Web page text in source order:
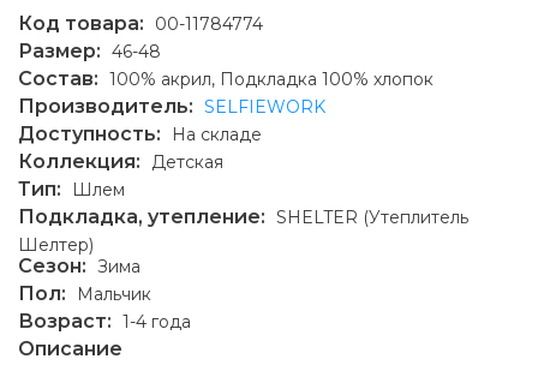
Код товара: 00-11784774
Размер: 46-48
Состав: 100% акрил, Подкладка 100% хлопок
Производитель: SELFIEWORK
Доступность: На складе
Коллекция: Детская
Тип: Шлем
Подкладка, утепление: SHELTER (Утеплитель
Шелтер)
Сезон: Зима
Пол: Мальчик
Возраст: 1-4 года
Описание